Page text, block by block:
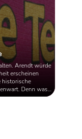
Arendt würde
erscheinen
historische
Denn was
Politik oder
Wahrheit